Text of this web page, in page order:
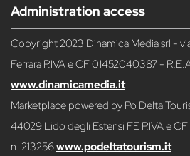
Administration access
Copyright 2023 Dinamica Media srl -
Ferrara P.IVA e CF 01452040387 -
www.dinamicamedia.it
Marketplace powered by Po Delta
44029 Lido degli Estensi FE P.IVA e
n. 213256www.podeltatourism.it